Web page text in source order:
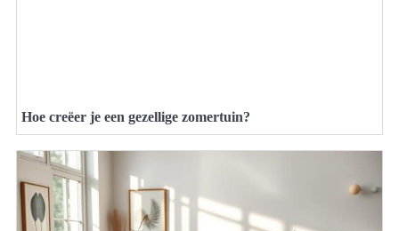
Hoe creëer je een gezellige zomertuin?